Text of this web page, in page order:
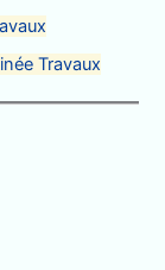
Travaux